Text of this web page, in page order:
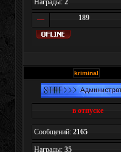
189
kriminal
в отпуске
Сообщений: 2165
Награды: 35